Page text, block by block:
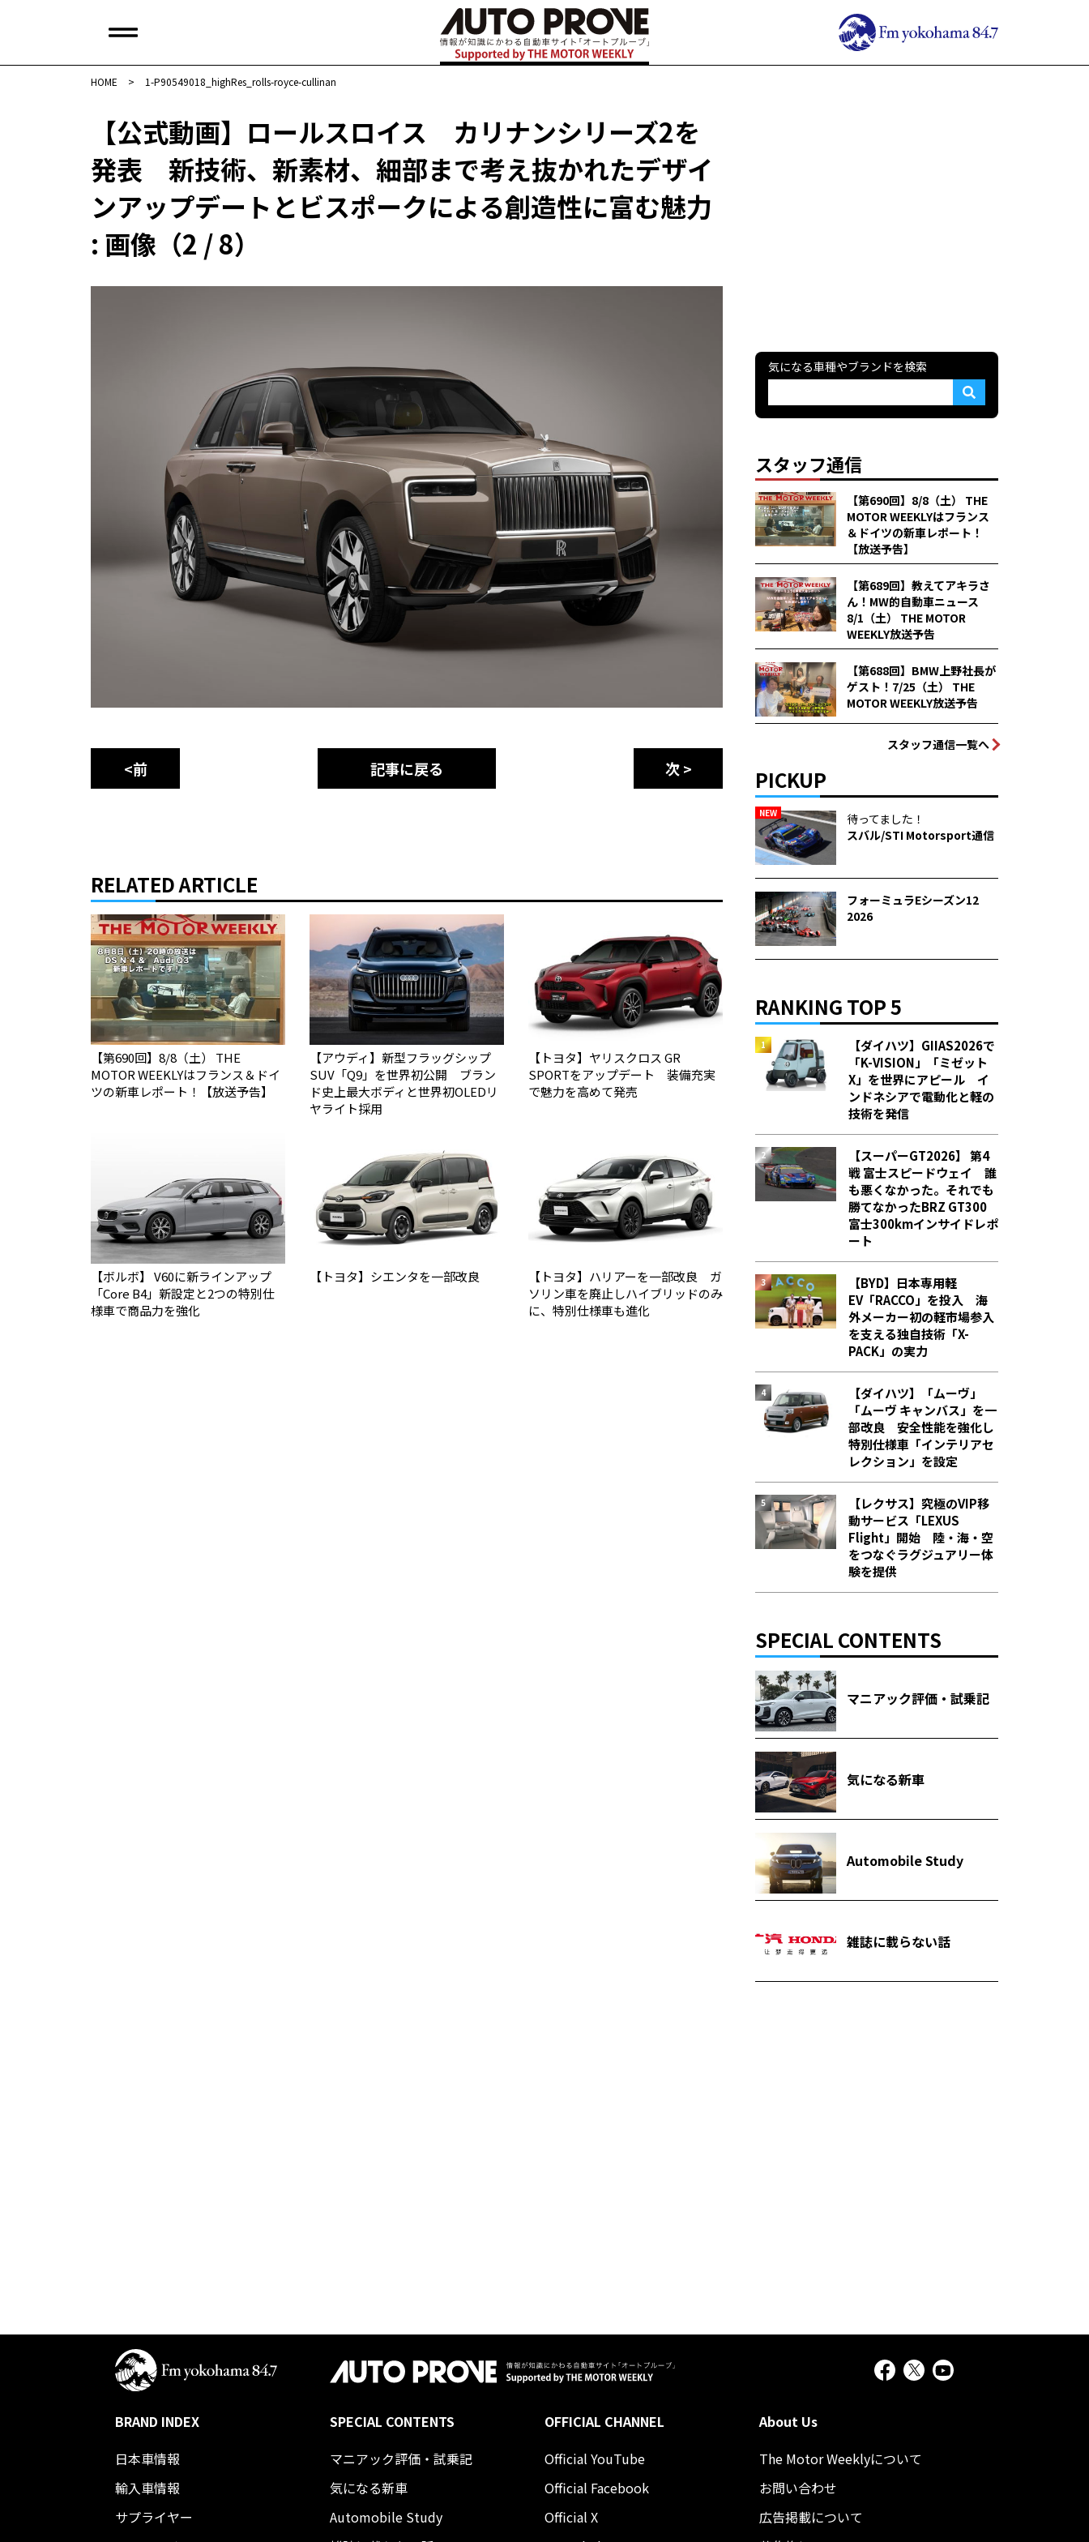
HOME > 1-P90549018_highRes_rolls-royce-cullinan
【公式動画】ロールスロイス カリナンシリーズ2を
発表 新技術、新素材、細部まで考え抜かれたデザイ
ンアップデートとビスポークによる創造性に富む魅力
: 画像（2 / 8）
<前 記事に戻る 次 >
RELATED ARTICLE
【第690回】8/8（土） THE
MOTOR WEEKLYはフランス＆ドイ
ツの新車レポート！【放送予告】
【アウディ】新型フラッグシップ
SUV「Q9」を世界初公開 ブラン
ド史上最大ボディと世界初OLEDリ
ヤライト採用
【トヨタ】ヤリスクロス GR
SPORTをアップデート 装備充実
で魅力を高めて発売
【ボルボ】 V60に新ラインアップ
「Core B4」新設定と2つの特別仕
様車で商品力を強化
【トヨタ】シエンタを一部改良
【トヨタ】ハリアーを一部改良 ガ
ソリン車を廃止しハイブリッドのみ
に、特別仕様車も進化
気になる車種やブランドを検索
スタッフ通信
【第690回】8/8（土） THE
MOTOR WEEKLYはフランス
＆ドイツの新車レポート！
【放送予告】
【第689回】教えてアキラさ
ん！MW的自動車ニュース
8/1（土） THE MOTOR
WEEKLY放送予告
【第688回】BMW上野社長が
ゲスト！7/25（土） THE
MOTOR WEEKLY放送予告
スタッフ通信一覧へ
PICKUP
NEW
待ってました！
スバル/STI Motorsport通信
フォーミュラEシーズン12
2026
RANKING TOP 5
【ダイハツ】GIIAS2026で
「K-VISION」「ミゼット
X」を世界にアピール イ
ンドネシアで電動化と軽の
技術を発信
【スーパーGT2026】 第4
戦 富士スピードウェイ 誰
も悪くなかった。それでも
勝てなかった――BRZ GT300
富士300kmインサイドレポ
ート
【BYD】日本専用軽
EV「RACCO」を投入 海
外メーカー初の軽市場参入
を支える独自技術「X-
PACK」の実力
【ダイハツ】「ムーヴ」
「ムーヴ キャンバス」を一
部改良 安全性能を強化し
特別仕様車「インテリアセ
レクション」を設定
【レクサス】究極のVIP移
動サービス「LEXUS
Flight」開始 陸・海・空
をつなぐラグジュアリー体
験を提供
SPECIAL CONTENTS
マニアック評価・試乗記
気になる新車
Automobile Study
雑誌に載らない話
BRAND INDEX
日本車情報​
輸入車情報
サプライヤー
SPECIAL CONTENTS
マニアック評価・試乗記
気になる新車
Automobile Study
OFFICIAL CHANNEL
Official YouTube
Official Facebook
Official X
About Us
The Motor Weeklyについて
お問い合わせ
広告掲載について